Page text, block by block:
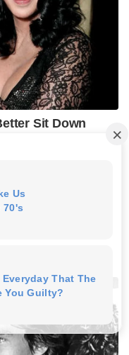
Sit Down
- Watch
Kid And